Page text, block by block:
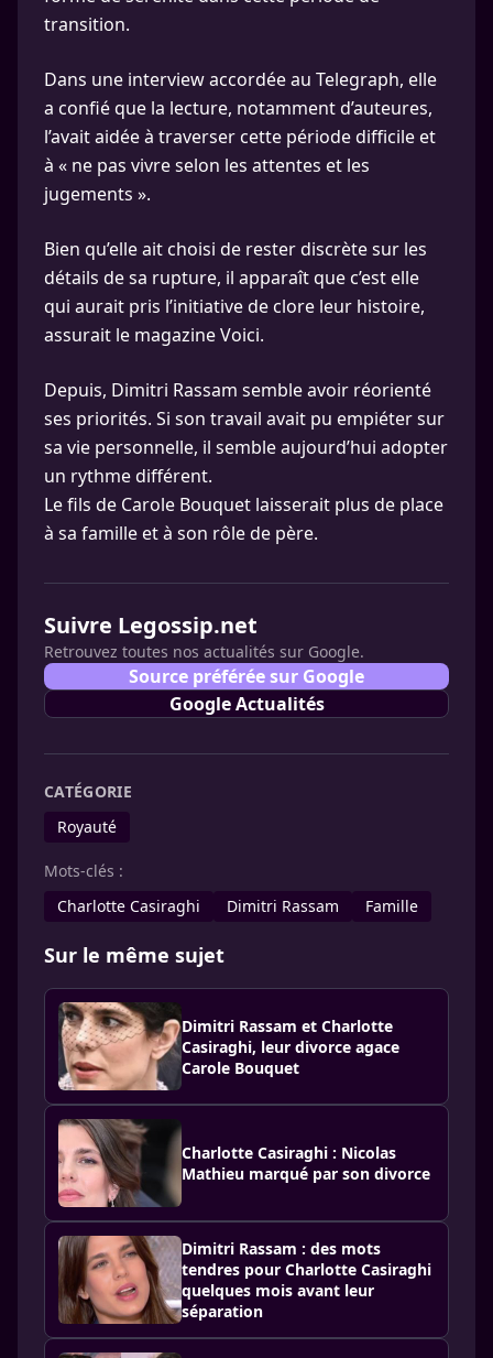
transition.
Dans une interview accordée au Telegraph, elle
a confié que la lecture, notamment d’auteures,
l’avait aidée à traverser cette période difficile et
à « ne pas vivre selon les attentes et les
jugements ».
Bien qu’elle ait choisi de rester discrète sur les
détails de sa rupture, il apparaît que c’est elle
qui aurait pris l’initiative de clore leur histoire,
assurait le magazine Voici.
Depuis, Dimitri Rassam semble avoir réorienté
ses priorités. Si son travail avait pu empiéter sur
sa vie personnelle, il semble aujourd’hui adopter
un rythme différent.
Le fils de Carole Bouquet laisserait plus de place
à sa famille et à son rôle de père.
Suivre Legossip.net
Retrouvez toutes nos actualités sur Google.
Source préférée sur Google
Google Actualités
CATÉGORIE
Royauté
Mots-clés :
Charlotte Casiraghi
Dimitri Rassam Famille
Sur le même sujet
Dimitri Rassam et Charlotte
Casiraghi, leur divorce agace
Carole Bouquet
Charlotte Casiraghi : Nicolas
Mathieu marqué par son divorce
Dimitri Rassam : des mots
tendres pour Charlotte Casiraghi
quelques mois avant leur
séparation